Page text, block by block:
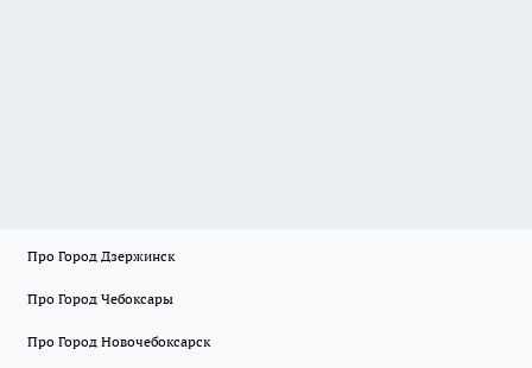
Про Город Дзержинск
Про Город Чебоксары
Про Город Новочебоксарск